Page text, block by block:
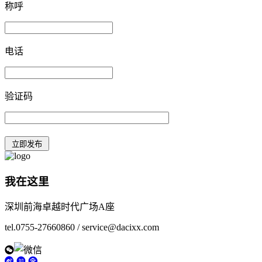
称呼
电话
验证码
我在这里
深圳前海卓越时代广场A座
tel.0755-27660860 / service@dacixx.com